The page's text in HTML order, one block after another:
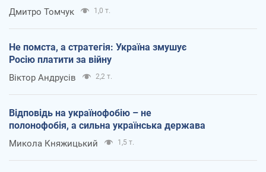
Дмитро Томчук 1,0 т.
Не помста, а стратегія: Україна змушує
Росію платити за війну
Віктор Андрусів 2,2 т.
Відповідь на українофобію – не
полонофобія, а сильна українська держава
Микола Княжицький 1,5 т.